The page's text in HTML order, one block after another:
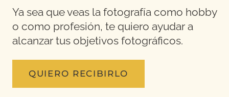
Ya sea que veas la fotografía como hobby
o como profesión, te quiero ayudar a
alcanzar tus objetivos fotográficos.
QUIERO RECIBIRLO